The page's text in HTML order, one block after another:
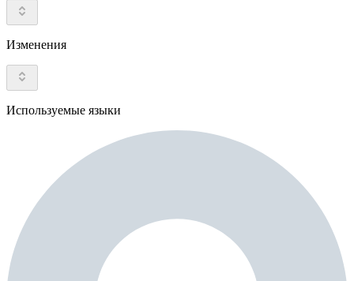
Изменения
Используемые языки